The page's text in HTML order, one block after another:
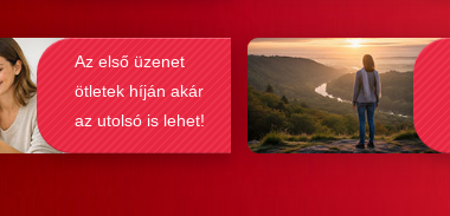
Az első üzenet
ötletek híján akár
az utolsó is lehet!